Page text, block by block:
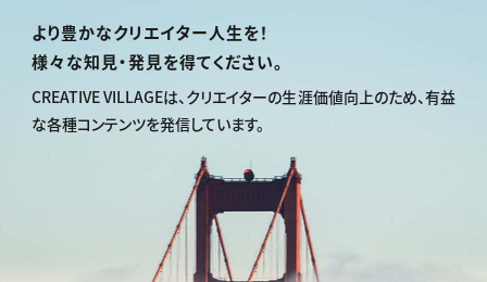
より豊かなクリエイター人生を！
様々な知見・発見を得てください。
CREATIVE VILLAGEは、クリエイターの生涯価値向上のため、有益
な各種コンテンツを発信しています。